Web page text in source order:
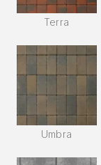
Terra
Umbra